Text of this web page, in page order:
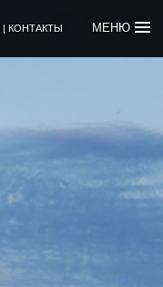
МЕНЮ
| КОНТАКТЫ